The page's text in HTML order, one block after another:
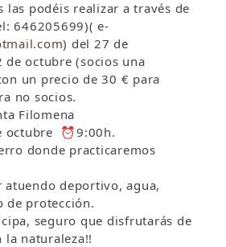
las podéis realizar a través de
646205699)( e-
) del 27 de
de octubre (socios una
un precio de 30 € para
no socios.
Filomena
octubre ⏰9:00h.
donde practicaremos
atuendo deportivo, agua,
de protección.
seguro que disfrutarás de
la naturaleza!!